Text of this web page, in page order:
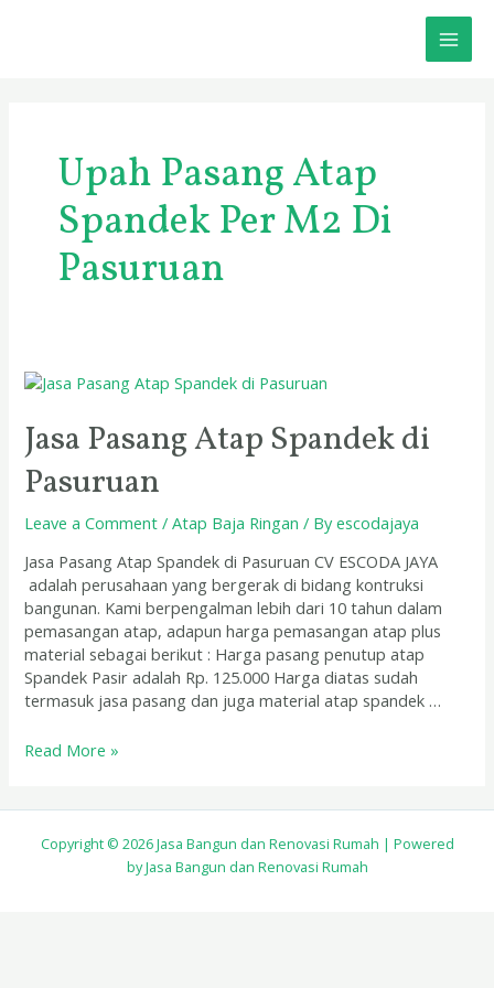
Upah Pasang Atap
Spandek Per M2 Di
Pasuruan
Jasa Pasang Atap Spandek di
Pasuruan
Leave a Comment /Atap Baja Ringan / Byescodajaya
Jasa Pasang Atap Spandek di Pasuruan CV ESCODA JAYA
adalah perusahaan yang bergerak di bidang kontruksi
bangunan. Kami berpengalman lebih dari 10 tahun dalam
pemasangan atap, adapun harga pemasangan atap plus
material sebagai berikut : Harga pasang penutup atap
Spandek Pasir adalah Rp. 125.000 Harga diatas sudah
termasuk jasa pasang dan juga material atap spandek …
Jasa
Atap
Spandek
di
Pasuruan
Read More »
Copyright © 2026 Jasa Bangun dan Renovasi Rumah | Powered
by Jasa Bangun dan Renovasi Rumah